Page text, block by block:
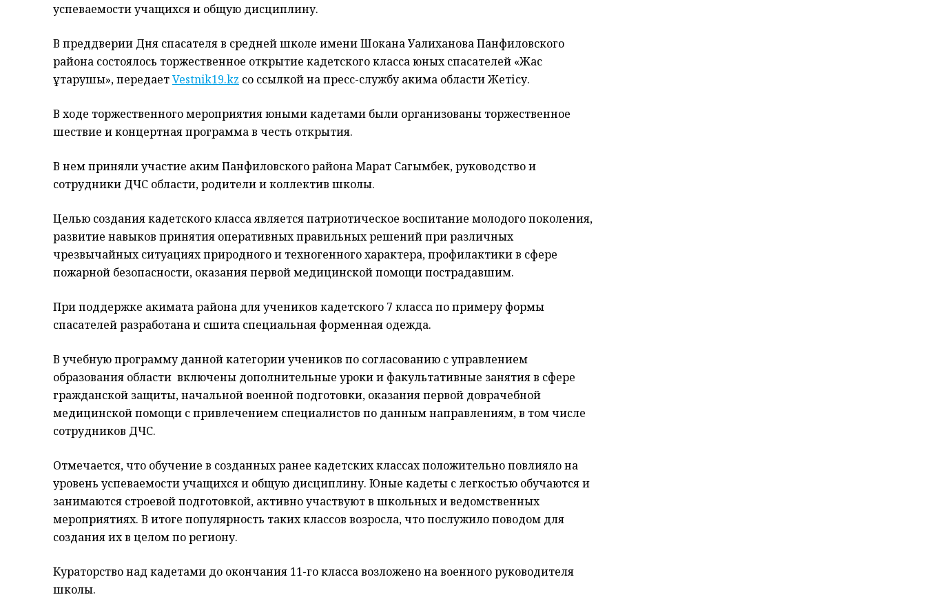
успеваемости учащихся и общую дисциплину.
В преддверии Дня спасателя в средней школе имени Шокана Уалиханова Панфиловского
района состоялось торжественное открытие кадетского класса юных спасателей «Жас
құтқарушы», передаетVestnik19.kz со ссылкой на пресс-службу акима области Жетісу.
В ходе торжественного мероприятия юными кадетами были организованы торжественное
шествие и концертная программа в честь открытия.
В нем приняли участие аким Панфиловского района Марат Сагымбек, руководство и
сотрудники ДЧС области, родители и коллектив школы.
Целью создания кадетского класса является патриотическое воспитание молодого поколения,
развитие навыков принятия оперативных правильных решений при различных
чрезвычайных ситуациях природного и техногенного характера, профилактики в сфере
пожарной безопасности, оказания первой медицинской помощи пострадавшим.
При поддержке акимата района для учеников кадетского 7 класса по примеру формы
спасателей разработана и сшита специальная форменная одежда.
В учебную программу данной категории учеников по согласованию с управлением
образования области включены дополнительные уроки и факультативные занятия в сфере
гражданской защиты, начальной военной подготовки, оказания первой доврачебной
медицинской помощи с привлечением специалистов по данным направлениям, в том числе
сотрудников ДЧС.
Отмечается, что обучение в созданных ранее кадетских классах положительно повлияло на
уровень успеваемости учащихся и общую дисциплину. Юные кадеты с легкостью обучаются и
занимаются строевой подготовкой, активно участвуют в школьных и ведомственных
мероприятиях. В итоге популярность таких классов возросла, что послужило поводом для
создания их в целом по региону.
Кураторство над кадетами до окончания 11-го класса возложено на военного руководителя
школы.